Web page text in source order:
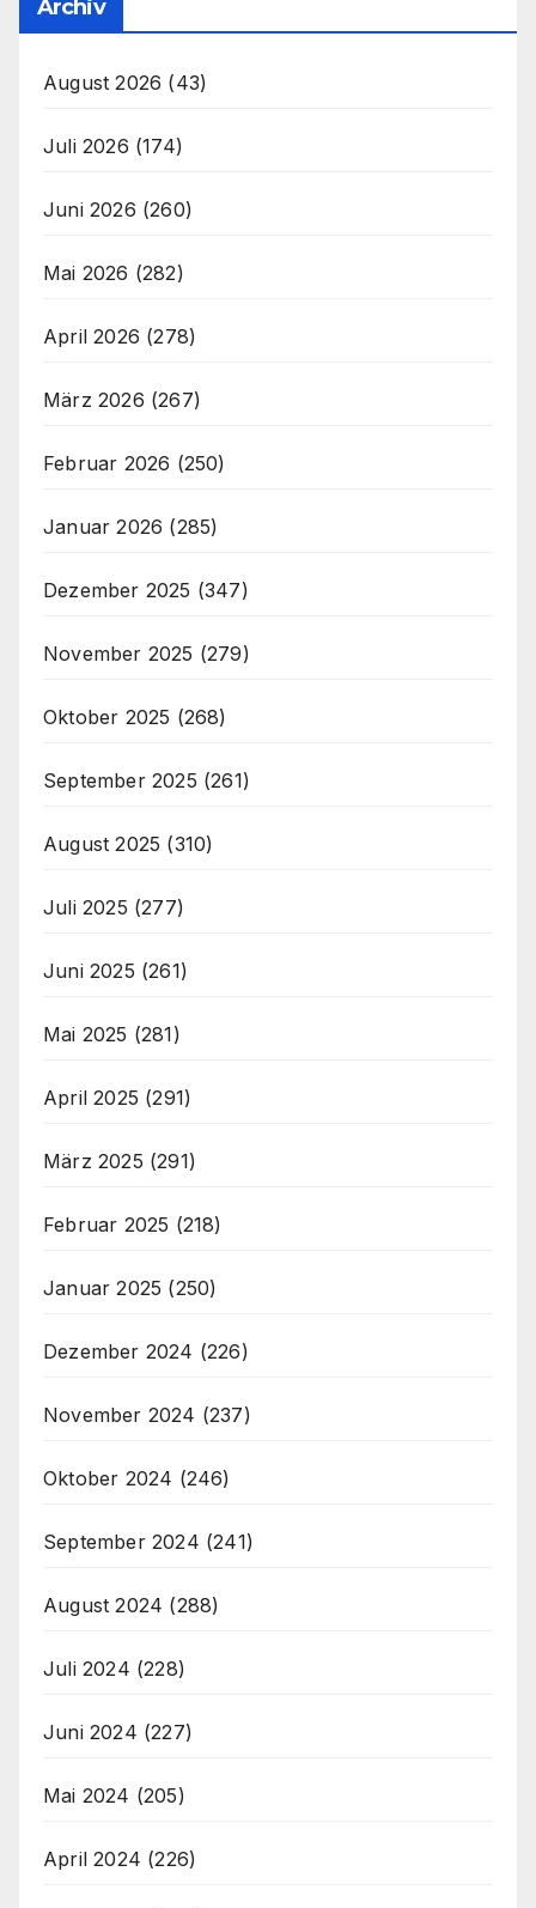
Archiv
August 2026 (43)
Juli 2026 (174)
Juni 2026 (260)
Mai 2026 (282)
April 2026 (278)
März 2026 (267)
Februar 2026 (250)
Januar 2026 (285)
Dezember 2025 (347)
November 2025 (279)
Oktober 2025 (268)
September 2025 (261)
August 2025 (310)
Juli 2025 (277)
Juni 2025 (261)
Mai 2025 (281)
April 2025 (291)
März 2025 (291)
Februar 2025 (218)
Januar 2025 (250)
Dezember 2024 (226)
November 2024 (237)
Oktober 2024 (246)
September 2024 (241)
August 2024 (288)
Juli 2024 (228)
Juni 2024 (227)
Mai 2024 (205)
April 2024 (226)